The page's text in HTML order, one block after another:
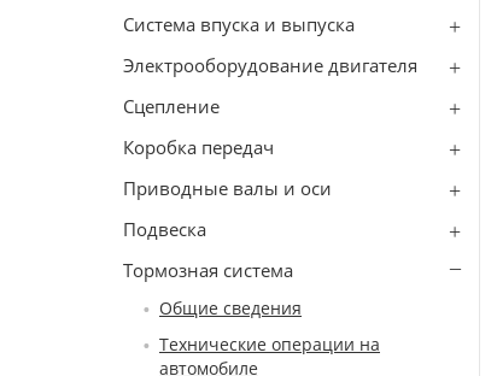
Система впуска и выпуска
Электрооборудование двигателя
Сцепление
Коробка передач
Приводные валы и оси
Подвеска
Тормозная система
Общие сведения
Технические операции на
автомобиле